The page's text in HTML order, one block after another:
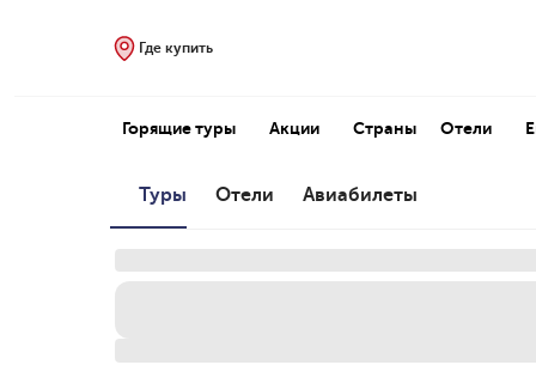
Где купить
Горящие туры Акции Страны Отели
Туры Отели Авиабилеты